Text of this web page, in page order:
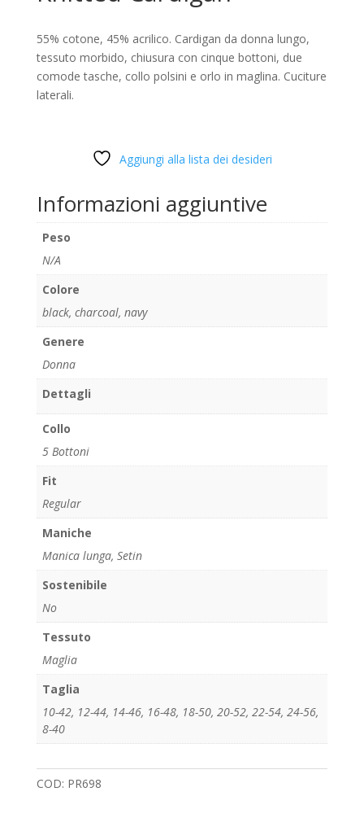
55% cotone, 45% acrilico. Cardigan da donna lungo,
tessuto morbido, chiusura con cinque bottoni, due
comode tasche, collo polsini e orlo in maglina. Cuciture
laterali.
Aggiungi alla lista dei desideri
Informazioni aggiuntive
Peso
N/A
Colore
black, charcoal, navy
Genere
Donna
Dettagli
Collo
5 Bottoni
Fit
Regular
Maniche
Manica lunga, Setin
Sostenibile
No
Tessuto
Maglia
Taglia
10-42, 12-44, 14-46, 16-48, 18-50, 20-52, 22-54, 24-56,
8-40
COD: PR698